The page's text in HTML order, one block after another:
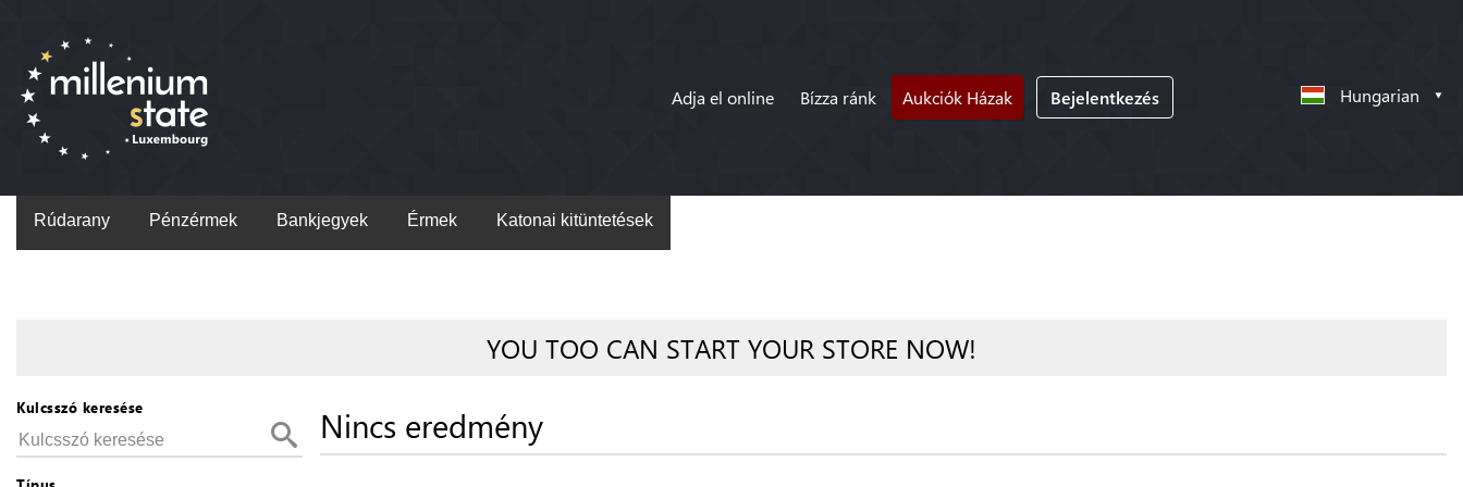
Adja el online Bízza ránk Aukciók Házak Bejelentkezés Hungarian
Rúdarany Pénzérmek Bankjegyek Érmek Katonai kitüntetések
YOU TOO CAN START YOUR STORE NOW!
Kulcsszó keresése Nincs eredmény